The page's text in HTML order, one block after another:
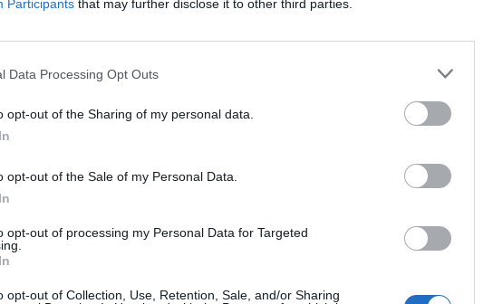
Participants that may further disclose it to other third parties.
Data Processing Opt Outs
opt-out of the Sharing of my personal data.
opt-out of the Sale of my Personal Data.
opt-out of processing my Personal Data for Targeted
opt-out of Collection, Use, Retention, Sale, and/or Sharing
merito anche della parata di Paleari. Col passare
gli ingressi di Simeone e Adams hanno creato
la parata di Carnesecchi sullo stesso
dal termine dei 90 regolamentari Vlasic ha
la traversa bergamasca. In pieno recupero, col
6.5 (22’st Musah 6), Djimsiti 7 (44’pt Hien 6), Ahanor
6.5; De Ketelaere 7.5 (34’st Samardzic sv),